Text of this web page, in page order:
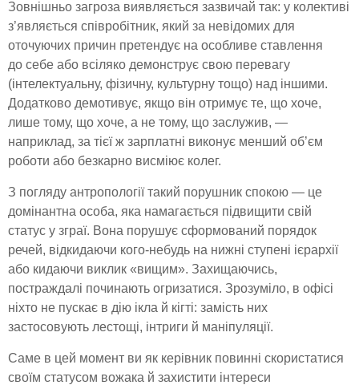
Зовнішньо загроза виявляється зазвичай так: у колективі
з’являється співробітник, який за невідомих для
оточуючих причин претендує на особливе ставлення
до себе або всіляко демонструє свою перевагу
(інтелектуальну, фізичну, культурну тощо) над іншими.
Додатково демотивує, якщо він отримує те, що хоче,
лише тому, що хоче, а не тому, що заслужив, —
наприклад, за тієї ж зарплатні виконує менший об’єм
роботи або безкарно висміює колег.
З погляду антропології такий порушник спокою — це
домінантна особа, яка намагається підвищити свій
статус у зграї. Вона порушує сформований порядок
речей, відкидаючи кого-небудь на нижні ступені ієрархії
або кидаючи виклик «вищим». Захищаючись,
постраждалі починають огризатися. Зрозуміло, в офісі
ніхто не пускає в дію ікла й кігті: замість них
застосовують лестощі, інтриги й маніпуляції.
Саме в цей момент ви як керівник повинні скористатися
своїм статусом вожака й захистити інтереси